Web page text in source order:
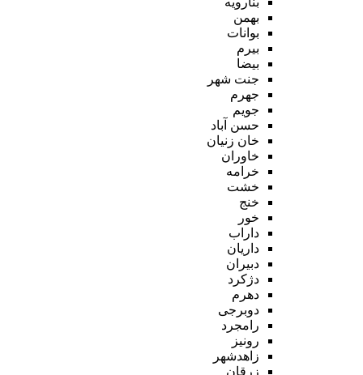
بهمن
بوانات
بیرم
بیضا
جنت شهر
جهرم
جویم
حسن آباد
خان زنیان
خاوران
خرامه
خشت
خنج
خور
داراب
داریان
دبیران
دژکرد
دهرم
دوبرجی
رامجرد
رونیز
زاهدشهر
زرقان